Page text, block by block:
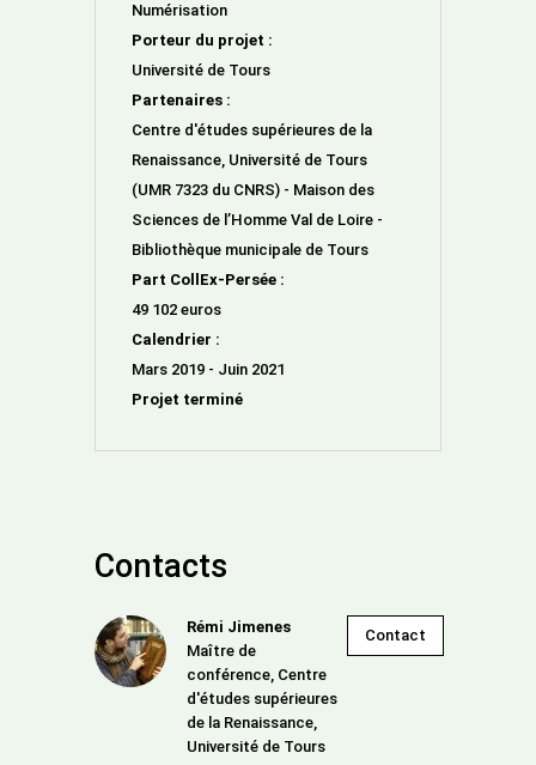
Numérisation
Porteur du projet :
Université de Tours
Partenaires :
Centre d'études supérieures de la
Renaissance, Université de Tours
(UMR 7323 du CNRS) - Maison des
Sciences de l’Homme Val de Loire -
Bibliothèque municipale de Tours
Part CollEx-Persée :
49 102 euros
Calendrier :
Mars 2019 - Juin 2021
Projet terminé
Contacts
Rémi Jimenes
Maître de
conférence, Centre
d'études supérieures
de la Renaissance,
Université de Tours
Contact